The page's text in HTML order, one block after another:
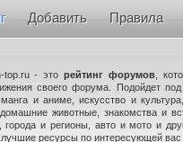
Добавить Правила
top.ru - эторейтинг форумов ,
своего форума. Подойдет
и аниме, искусство и
животные, знакомства и
города и регионы, авто и мото и
лучшие ресурсы по интересующей вас